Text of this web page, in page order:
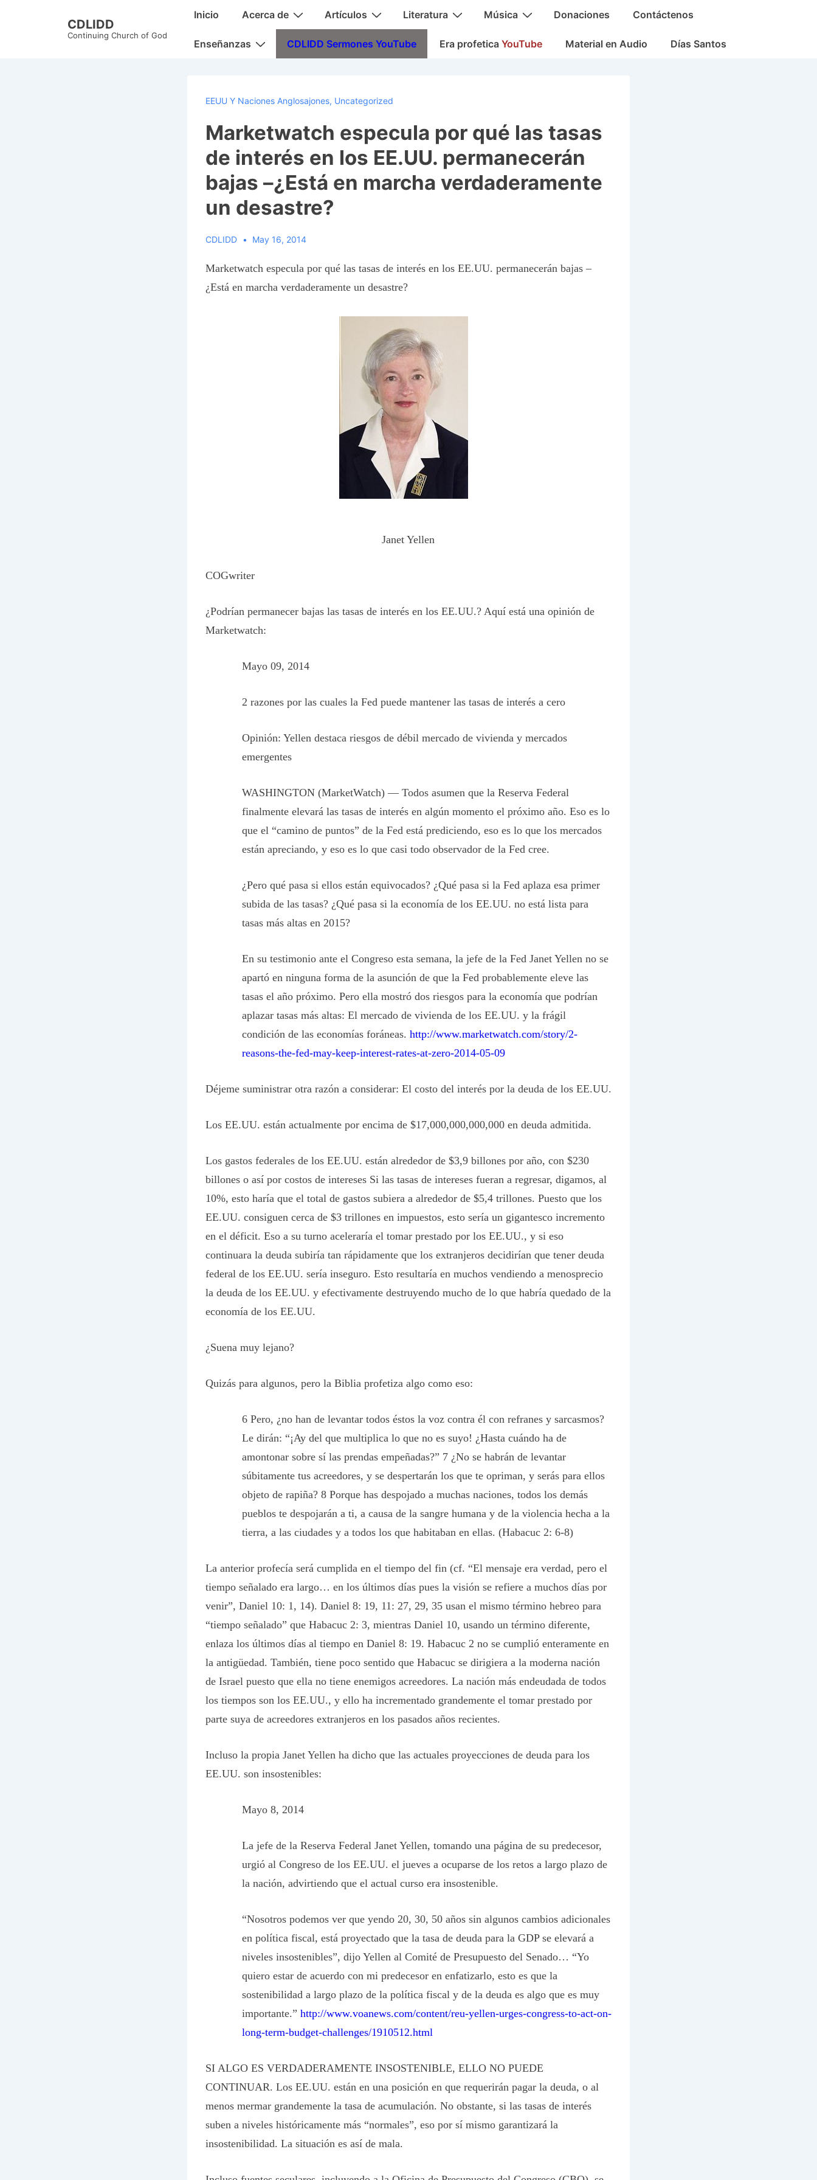
CDLIDD
Continuing Church of God
MainInicio Acerca de Artículos Literatura Música Donaciones Contáctenos
Enseñanzas CDLIDD Sermones YouTube Era profetica YouTube Material en Audio Días Santos
EEUU Y Naciones Anglosajones, Uncategorized
Marketwatch especula por qué las tasas
de interés en los EE.UU. permanecerán
bajas –¿Está en marcha verdaderamente
un desastre?
CDLIDD May 16, 2014
Marketwatch especula por qué las tasas de interés en los EE.UU. permanecerán bajas –
¿Está en marcha verdaderamente un desastre?
Janet Yellen
COGwriter
¿Podrían permanecer bajas las tasas de interés en los EE.UU.? Aquí está una opinión de
Marketwatch:
Mayo 09, 2014
2 razones por las cuales la Fed puede mantener las tasas de interés a cero
Opinión: Yellen destaca riesgos de débil mercado de vivienda y mercados
emergentes
WASHINGTON (MarketWatch) — Todos asumen que la Reserva Federal
finalmente elevará las tasas de interés en algún momento el próximo año. Eso es lo
que el “camino de puntos” de la Fed está prediciendo, eso es lo que los mercados
están apreciando, y eso es lo que casi todo observador de la Fed cree.
¿Pero qué pasa si ellos están equivocados? ¿Qué pasa si la Fed aplaza esa primer
subida de las tasas? ¿Qué pasa si la economía de los EE.UU. no está lista para
tasas más altas en 2015?
En su testimonio ante el Congreso esta semana, la jefe de la Fed Janet Yellen no se
apartó en ninguna forma de la asunción de que la Fed probablemente eleve las
tasas el año próximo. Pero ella mostró dos riesgos para la economía que podrían
aplazar tasas más altas: El mercado de vivienda de los EE.UU. y la frágil
condición de las economías foráneas. http://www.marketwatch.com/story/2-
reasons-the-fed-may-keep-interest-rates-at-zero-2014-05-09
Déjeme suministrar otra razón a considerar: El costo del interés por la deuda de los EE.UU.
Los EE.UU. están actualmente por encima de $17,000,000,000,000 en deuda admitida.
Los gastos federales de los EE.UU. están alrededor de $3,9 billones por año, con $230
billones o así por costos de intereses Si las tasas de intereses fueran a regresar, digamos, al
10%, esto haría que el total de gastos subiera a alrededor de $5,4 trillones. Puesto que los
EE.UU. consiguen cerca de $3 trillones en impuestos, esto sería un gigantesco incremento
en el déficit. Eso a su turno aceleraría el tomar prestado por los EE.UU., y si eso
continuara la deuda subiría tan rápidamente que los extranjeros decidirían que tener deuda
federal de los EE.UU. sería inseguro. Esto resultaría en muchos vendiendo a menosprecio
la deuda de los EE.UU. y efectivamente destruyendo mucho de lo que habría quedado de la
economía de los EE.UU.
¿Suena muy lejano?
Quizás para algunos, pero la Biblia profetiza algo como eso:
6 Pero, ¿no han de levantar todos éstos la voz contra él con refranes y sarcasmos?
Le dirán: “¡Ay del que multiplica lo que no es suyo! ¿Hasta cuándo ha de
amontonar sobre sí las prendas empeñadas?” 7 ¿No se habrán de levantar
súbitamente tus acreedores, y se despertarán los que te opriman, y serás para ellos
objeto de rapiña? 8 Porque has despojado a muchas naciones, todos los demás
pueblos te despojarán a ti, a causa de la sangre humana y de la violencia hecha a la
tierra, a las ciudades y a todos los que habitaban en ellas. (Habacuc 2: 6-8)
La anterior profecía será cumplida en el tiempo del fin (cf. “El mensaje era verdad, pero el
tiempo señalado era largo… en los últimos días pues la visión se refiere a muchos días por
venir”, Daniel 10: 1, 14). Daniel 8: 19, 11: 27, 29, 35 usan el mismo término hebreo para
“tiempo señalado” que Habacuc 2: 3, mientras Daniel 10, usando un término diferente,
enlaza los últimos días al tiempo en Daniel 8: 19. Habacuc 2 no se cumplió enteramente en
la antigüedad. También, tiene poco sentido que Habacuc se dirigiera a la moderna nación
de Israel puesto que ella no tiene enemigos acreedores. La nación más endeudada de todos
los tiempos son los EE.UU., y ello ha incrementado grandemente el tomar prestado por
parte suya de acreedores extranjeros en los pasados años recientes.
Incluso la propia Janet Yellen ha dicho que las actuales proyecciones de deuda para los
EE.UU. son insostenibles:
Mayo 8, 2014
La jefe de la Reserva Federal Janet Yellen, tomando una página de su predecesor,
urgió al Congreso de los EE.UU. el jueves a ocuparse de los retos a largo plazo de
la nación, advirtiendo que el actual curso era insostenible.
“Nosotros podemos ver que yendo 20, 30, 50 años sin algunos cambios adicionales
en política fiscal, está proyectado que la tasa de deuda para la GDP se elevará a
niveles insostenibles”, dijo Yellen al Comité de Presupuesto del Senado… “Yo
quiero estar de acuerdo con mi predecesor en enfatizarlo, esto es que la
sostenibilidad a largo plazo de la política fiscal y de la deuda es algo que es muy
importante.” http://www.voanews.com/content/reu-yellen-urges-congress-to-act-on-
long-term-budget-challenges/1910512.html
SI ALGO ES VERDADERAMENTE INSOSTENIBLE, ELLO NO PUEDE
CONTINUAR. Los EE.UU. están en una posición en que requerirán pagar la deuda, o al
menos mermar grandemente la tasa de acumulación. No obstante, si las tasas de interés
suben a niveles históricamente más “normales”, eso por sí mismo garantizará la
insostenibilidad. La situación es así de mala.